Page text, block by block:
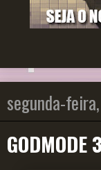
segunda-